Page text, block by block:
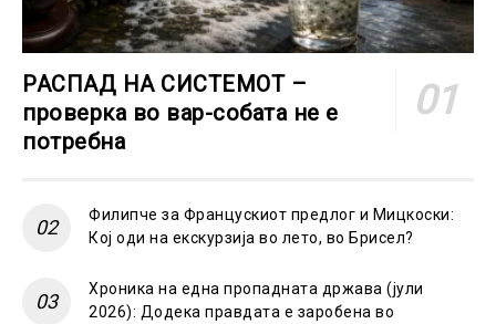
РАСПАД НА СИСТЕМОТ –
проверка во вар-собата не е
потребна
Филипче за Францускиот предлог и Мицкоски:
Кој оди на екскурзија во лето, во Брисел?
Хроника на една пропадната држава (јули
2026): Додека правдата е заробена во